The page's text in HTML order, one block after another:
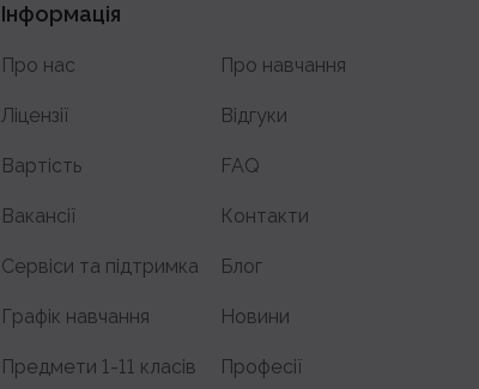
Інформація
Про нас Про навчання
Ліцензії Відгуки
Вартість FAQ
Вакансії Контакти
Сервіси та підтримка Блог
Графік навчання Новини
Предмети 1-11 класів Професії